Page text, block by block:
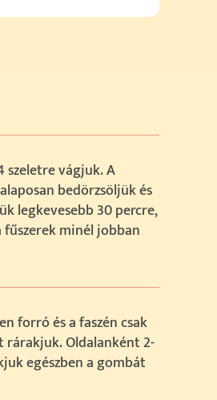
szeletre vágjuk. A
bedörzsöljük és
legkevesebb 30 percre,
minél jobban
forró és a faszén csak
rárakjuk. Oldalanként 2-
egészben a gombát